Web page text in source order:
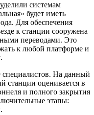
системам
будет иметь
Для обеспечения
к станции сооружена
переводами. Это
к любой платформе и
специалистов. На данный
станции оценивается в
и полного закрытия
этапы: